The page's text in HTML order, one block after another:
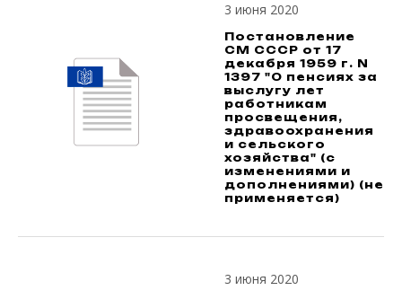
3 июня 2020
Постановление
СМ СССР от 17
декабря 1959 г. N
1397 "О пенсиях за
выслугу лет
работникам
просвещения,
здравоохранения
и сельского
хозяйства" (с
изменениями и
дополнениями) (не
применяется)
3 июня 2020